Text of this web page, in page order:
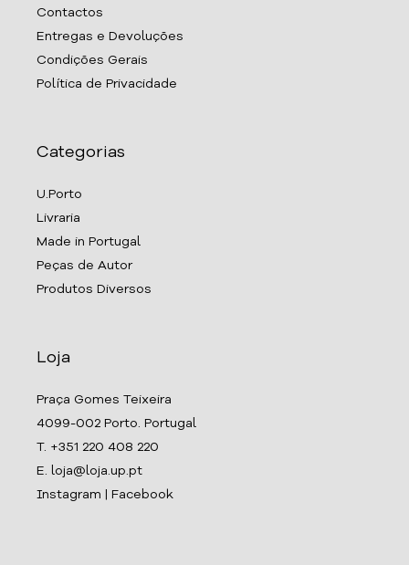
Contactos
Entregas e Devoluções
Condições Gerais
Política de Privacidade
Categorias
U.Porto
Livraria
Made in Portugal
Peças de Autor
Produtos Diversos
Loja
Praça Gomes Teixeira
4099-002 Porto. Portugal
T. +351 220 408 220
E. loja@loja.up.pt
Instagram
Facebook